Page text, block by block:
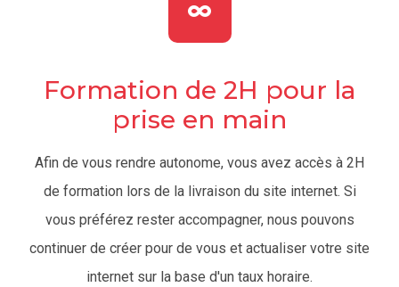
Formation de 2H pour la
prise en main
Afin de vous rendre autonome, vous avez accès à 2H
de formation lors de la livraison du site internet. Si
vous préférez rester accompagner, nous pouvons
continuer de créer pour de vous et actualiser votre site
internet sur la base d'un taux horaire.